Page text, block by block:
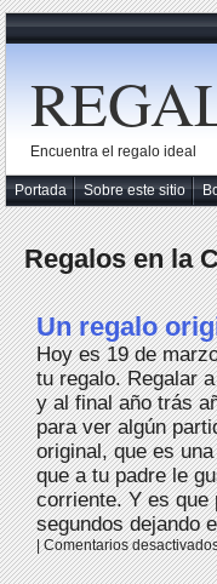
Encuentra el regalo ideal
Portada Sobre este sitio
Regalos en la
Un regalo
Hoy es 19 de
tu regalo. Regalar
y al final año trás
para ver algún
original, que es
que a tu padre le
corriente. Y es que
segundos dejando
|Comentarios